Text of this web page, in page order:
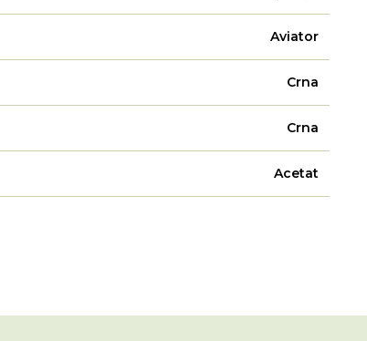
Aviator
Crna
Crna
Acetat